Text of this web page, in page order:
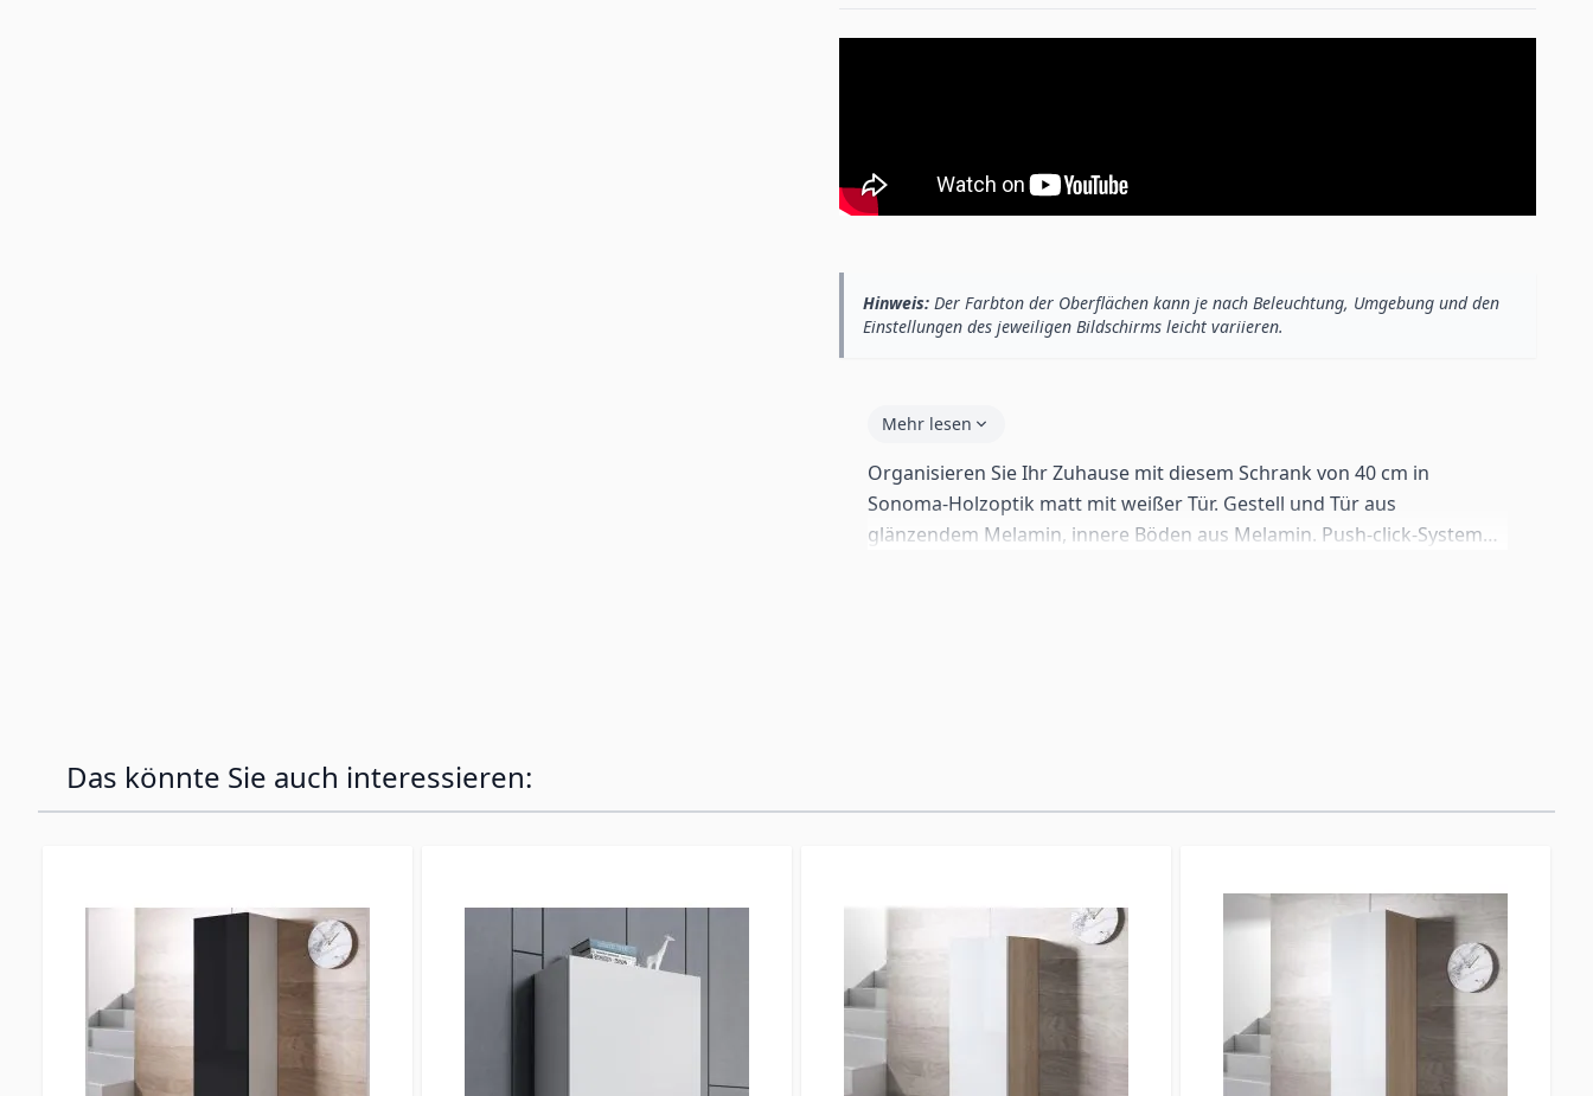
Hinweis: Der Farbton der Oberflächen kann je nach Beleuchtung, Umgebung und den
Einstellungen des jeweiligen Bildschirms leicht variieren.
Mehr lesen
Organisieren Sie Ihr Zuhause mit diesem Schrank von 40 cm in
Sonoma-Holzoptik matt mit weißer Tür. Gestell und Tür aus
glänzendem Melamin, innere Böden aus Melamin. Push-click-System
Das könnte Sie auch interessieren: